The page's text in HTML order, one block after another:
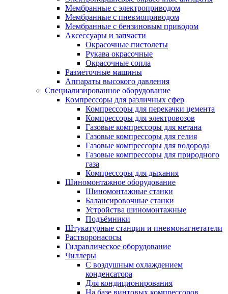
Мембранные с электроприводом
Мембранные с пневмоприводом
Мембранные с бензиновым приводом
Аксессуары и запчасти
Окрасочные пистолеты
Рукава окрасочные
Окрасочные сопла
Разметочные машины
Аппараты высокого давления
Специализированное оборудование
Компрессоры для различных сфер
Компрессоры для перекачки цемента
Компрессоры для электровозов
Газовые компрессоры для метана
Газовые компрессоры для гелия
Газовые компрессоры для водорода
Газовые компрессоры для природного
газа
Компрессоры для дыхания
Шиномонтажное оборудование
Шиномонтажные станки
Балансировочные станки
Устройства шиномонтажные
Подъёмники
Штукатурные станции и пневмонагнетатели
Растворонасосы
Гидравлическое оборудование
Чиллеры
С воздушным охлаждением
конденсатора
Для кондиционирования
На базе винтовых компрессоров